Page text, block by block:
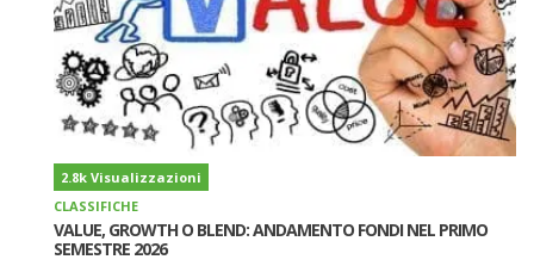
2.8k Visualizzazioni
CLASSIFICHE
VALUE, GROWTH O BLEND: ANDAMENTO FONDI NEL PRIMO
SEMESTRE 2026